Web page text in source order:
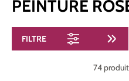
PEINTURE
FILTRE
74